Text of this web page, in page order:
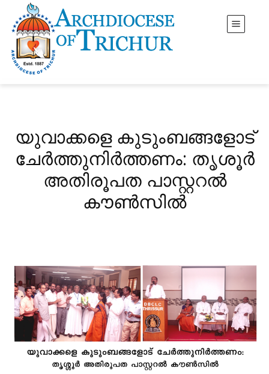
യുവാക്കളെ കുടുംബങ്ങളോട്
ചേർത്തുനിർത്തണം: തൃശൂർ
അതിരൂപത പാസ്റ്ററൽ
കൗൺസിൽ